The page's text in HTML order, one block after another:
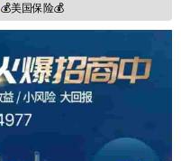
💰美国保险💰